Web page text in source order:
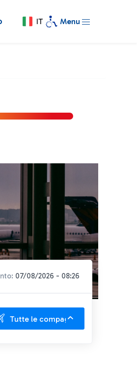
IT Menu
07/08/2026 - 08:26
Tutte le compagnie